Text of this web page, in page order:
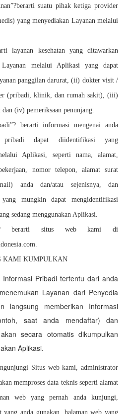
suatu pihak ketiga provider
yang menyediakan Layanan melalui
layanan kesehatan yang ditawarkan
melalui Aplikasi yang dapat
panggilan darurat, (ii) dokter visit /
(pribadi, klinik, dan rumah sakit), (iii)
(iv) pemeriksaan penunjang.
berarti informasi mengenai anda
pribadi dapat diidentifikasi yang
Aplikasi, seperti nama, alamat,
nomor telepon, alamat surat
anda dan/atau sejenisnya, dan
mungkin dapat mengidentifikasi
sedang menggunakan Aplikasi.
berarti situs web kami di
KAMI KUMPULKAN
Informasi Pribadi tertentu dari anda
Layanan dari Penyedia
langsung memberikan Informasi
saat anda mendaftar) dan
secara otomatis dikumpulkan
Aplikasi.
Situs web kami, administrator
memproses data teknis seperti alamat
web yang pernah anda kunjungi,
yang anda gunakan, halaman web yang